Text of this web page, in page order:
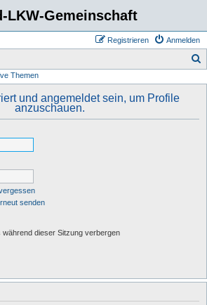
LKW-Gemeinschaft
Anmelden
Registrieren
Themen
und angemeldet sein, um Profile
anzuschauen.
senden
während dieser Sitzung verbergen